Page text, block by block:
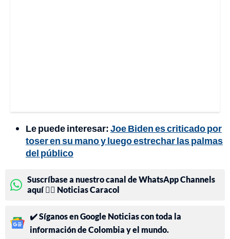
Le puede interesar:Joe Biden es criticado por
toser en su mano y luego estrechar las palmas
del público
Suscríbase a nuestro canal de WhatsApp Channels
aquí 👉🏻 Noticias Caracol
✔️ Síganos en Google Noticias con toda la
información de Colombia y el mundo.